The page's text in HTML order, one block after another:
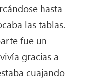
hasta
las tablas.
fue un
gracias a
cuajando